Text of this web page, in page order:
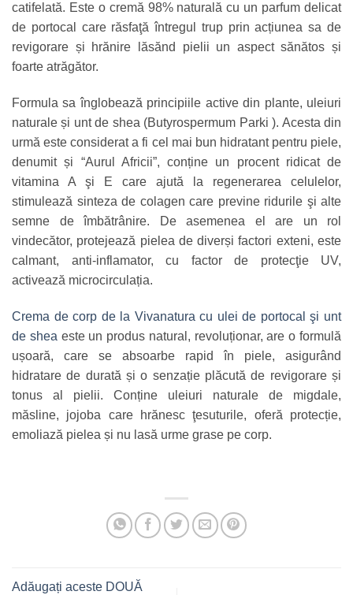
catifelată. Este o cremă 98% naturală cu un parfum delicat
de portocal care răsfaţă întregul trup prin acțiunea sa de
revigorare și hrănire lăsănd pielii un aspect sănătos și
foarte atrăgător.
Formula sa înglobează principiile active din plante, uleiuri
naturale și unt de shea (Butyrospermum Parki ). Acesta din
urmă este considerat a fi cel mai bun hidratant pentru piele,
denumit și “Aurul Africii”, conține un procent ridicat de
vitamina A şi E care ajută la regenerarea celulelor,
stimulează sinteza de colagen care previne ridurile şi alte
semne de îmbătrânire. De asemenea el are un rol
vindecător, protejează pielea de diverși factori exteni, este
calmant, anti-inflamator, cu factor de protecţie UV,
activează microcirculația.
Crema de corp de la Vivanatura cu ulei de portocal şi unt
de shea este un produs natural, revoluționar, are o formulă
ușoară, care se absoarbe rapid în piele, asigurând
hidratare de durată și o senzație plăcută de revigorare și
tonus al pielii. Conține uleiuri naturale de migdale,
măsline, jojoba care hrănesc ţesuturile, oferă protecție,
emoliază pielea și nu lasă urme grase pe corp.
Adăugați aceste DOUĂ